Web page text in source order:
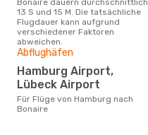
Bonaire dauern durchschnittlich
13 S und 15 M. Die tatsächliche
Flugdauer kann aufgrund
verschiedener Faktoren
abweichen.
Abflughäfen
Hamburg Airport,
Lübeck Airport
Für Flüge von Hamburg nach
Bonaire